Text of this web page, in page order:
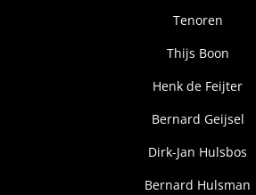
Tenoren
Thijs Boon
Henk de Feijter
Bernard Geijsel
Dirk-Jan Hulsbos
Bernard Hulsman